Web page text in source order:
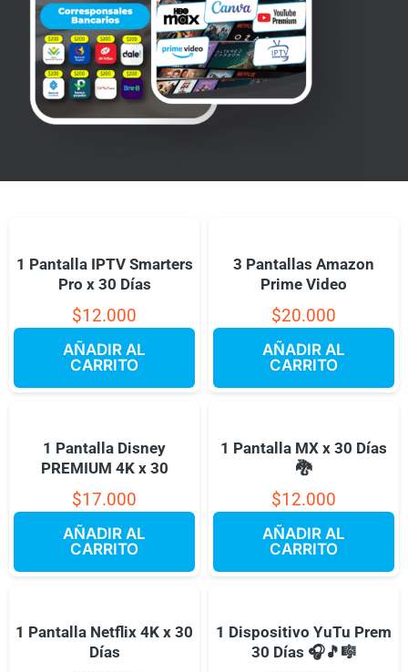
1 Pantalla IPTV Smarters
Pro x 30 Días
$12.000
AÑADIR AL
CARRITO
3 Pantallas Amazon
Prime Video
$20.000
AÑADIR AL
CARRITO
1 Pantalla Disney
PREMIUM 4K x 30
$17.000
AÑADIR AL
CARRITO
1 Pantalla MX x 30 Días
🐉
$12.000
AÑADIR AL
CARRITO
1 Pantalla Netflix 4K x 30
Días
1 Dispositivo YuTu Prem
30 Días 🎧🎵🎼